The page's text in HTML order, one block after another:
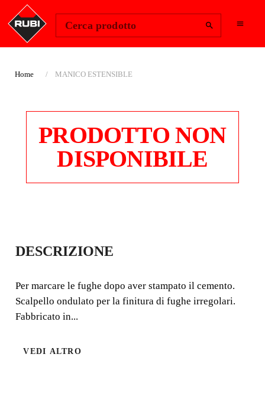
Cerca prodotto
Home MANICO ESTENSIBLE
PRODOTTO NON
DISPONIBILE
MANICO
ESTENSIBLE
Per marcare le fughe dopo aver stampato il cemento.
Scalpello ondulato per la finitura di fughe irregolari.
Fabbricato in alluminio.
DESCRIZIONE
Per marcare le fughe dopo aver stampato il cemento.
Scalpello ondulato per la finitura di fughe irregolari.
Fabbricato in...
VEDI ALTRO